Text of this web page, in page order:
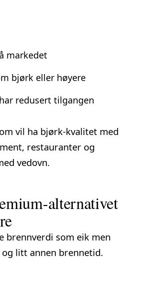
markedet
bjørk eller høyere
redusert tilgangen
vil ha bjørk-kvalitet med
restauranter og
vedovn.
alternativet
brennverdi som eik men
litt annen brennetid.